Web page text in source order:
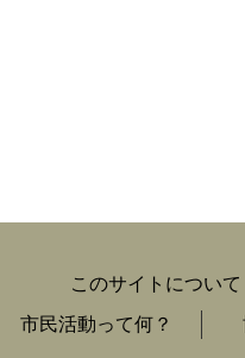
このサイトについて
市民活動って何？